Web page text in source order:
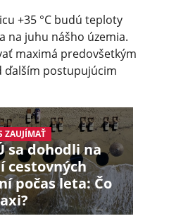
+35 °C budú teploty
na juhu nášho územia.
maximá predovšetkým
ďalším postupujúcim
ZAUJÍMAŤ
sa dohodli na
cestovných
počas leta: Čo